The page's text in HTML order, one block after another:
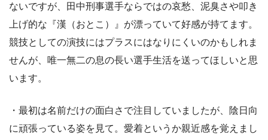
ないですが、田中刑事選手ならではの哀愁、泥臭さや叩き
上げ的な『漢（おとこ）』が漂っていて好感が持てます。
競技としての演技にはプラスにはなりにくいのかもしれま
せんが、唯一無二の息の長い選手生活を送ってほしいと思
います。
・最初は名前だけの面白さで注目していましたが、陰日向
に頑張っている姿を見て。愛着というか親近感を覚えまし